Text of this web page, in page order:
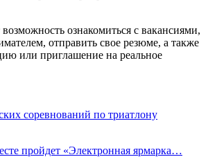
ознакомиться с вакансиями,
отправить свое резюме, а также
или приглашение на реальное
соревнований по триатлону
пройдет «Электронная ярмарка…